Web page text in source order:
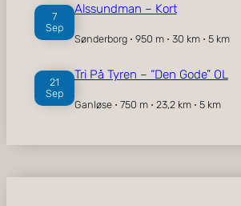
7
Sep
Alssundman – Kort
Sønderborg ⋅ 950 m ⋅ 30 km ⋅ 5 km
21
Sep
Tri På Tyren – “Den Gode” OL
Ganløse ⋅ 750 m ⋅ 23,2 km ⋅ 5 km